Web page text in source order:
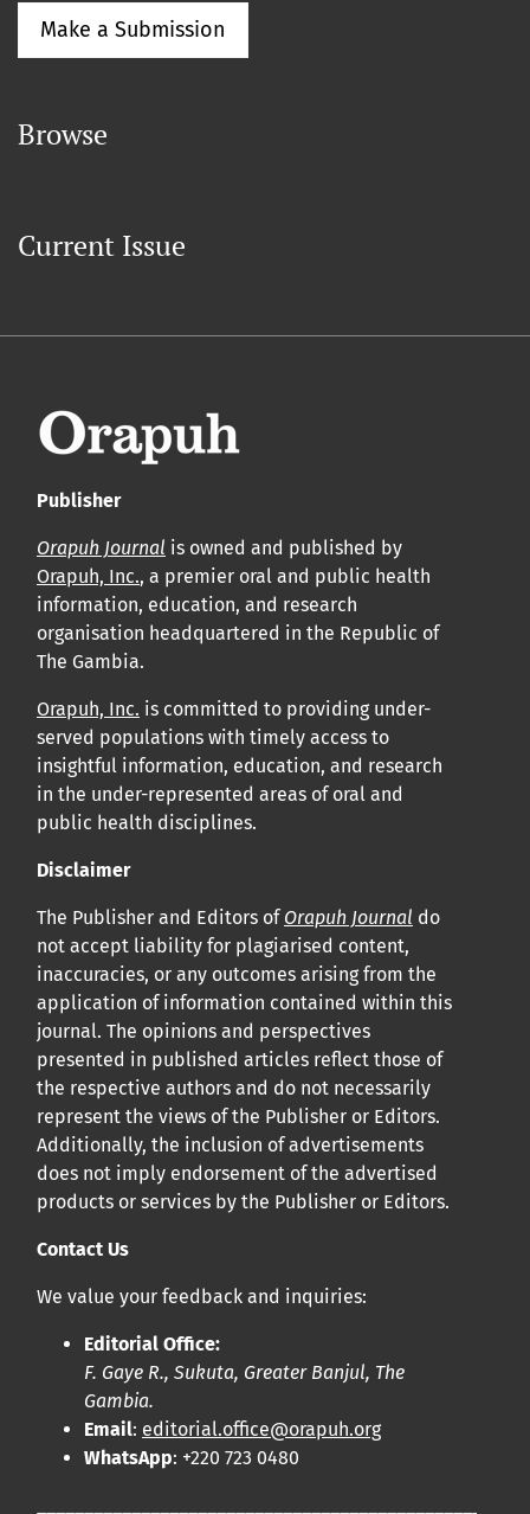
Make a Submission
Browse
Current Issue
Publisher
Orapuh Journal is owned and published by
Orapuh, Inc., a premier oral and public health
information, education, and research
organisation headquartered in the Republic of
The Gambia.
Orapuh, Inc. is committed to providing under-
served populations with timely access to
insightful information, education, and research
in the under-represented areas of oral and
public health disciplines.
Disclaimer
The Publisher and Editors ofOrapuh Journal do
not accept liability for plagiarised content,
inaccuracies, or any outcomes arising from the
application of information contained within this
journal. The opinions and perspectives
presented in published articles reflect those of
the respective authors and do not necessarily
represent the views of the Publisher or Editors.
Additionally, the inclusion of advertisements
does not imply endorsement of the advertised
products or services by the Publisher or Editors.
Contact Us
We value your feedback and inquiries:
Editorial Office:
F. Gaye R., Sukuta, Greater Banjul, The
Gambia.
Email: editorial.office@orapuh.org
WhatsApp: +220 723 0480